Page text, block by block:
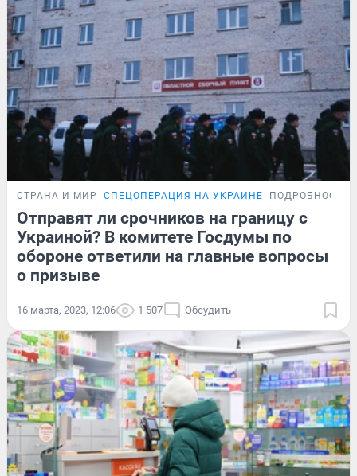
СТРАНА И МИР СПЕЦОПЕРАЦИЯ НА УКРАИНЕ ПОДРОБНОСТИ
Отправят ли срочников на границу с
Украиной? В комитете Госдумы по
обороне ответили на главные вопросы
о призыве
16 марта, 2023, 12:06 1 507 Обсудить